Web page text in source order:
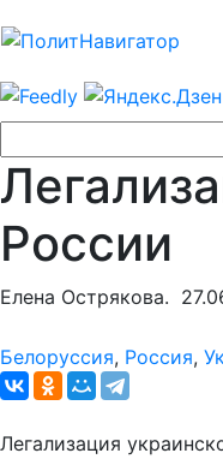
России
Елена Острякова.
Белоруссия, Россия,
Легализация